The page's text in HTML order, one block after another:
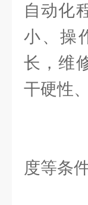
自动化
小、操
长，维
干硬性
度等条